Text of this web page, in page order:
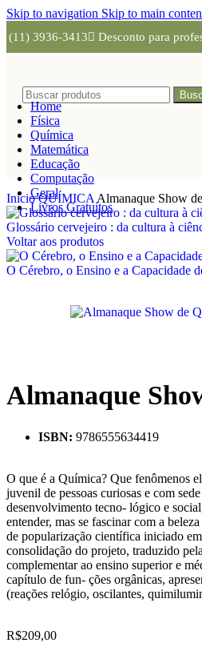
Skip to navigation Skip to main
(11) 3936-3413 Desconto para
Home
Física
Química
Matemática
Educação
Computação
Geral
Livros Gratuítos
InícioQUÍMICA Almanaque Show
Glossário cervejeiro : da cultura à
Voltar aos produtos
O Cérebro, o Ensino e a Capacidade
Almanaque
ISBN: 9786555634419
O que é a Química? Que fenômenos
juvenil de pessoas curiosas e com
desenvolvimento tecno- lógico e
entender, mas se fascinar com a
de popularização científica iniciado
consolidação do projeto, traduzido
complementar ao ensino superior e
capítulo de fun- ções orgânicas,
(reações relógio, oscilantes,
R$209,00